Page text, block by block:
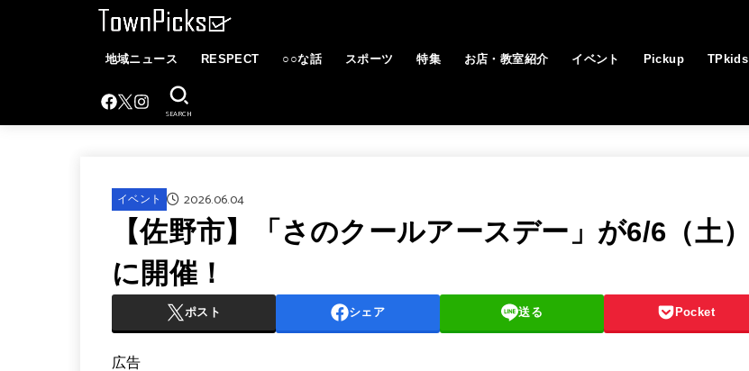
地域ニュース RESPECT ○○な話 スポーツ 特集 お店・教室紹介 イベント Pickup TPkids
SEARCH
イベント 2026.06.04
【佐野市】「さのクールアースデー」が6/6（土）
に開催！
ポスト シェア 送る Pocket
広告